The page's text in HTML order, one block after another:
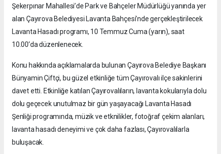
Şekerpınar Mahallesi’de Park ve Bahçeler Müdürlüğü yanında yer
alan Çayırova Belediyesi Lavanta Bahçesi’nde gerçekleştirilecek
Lavanta Hasadı programı, 10 Temmuz Cuma (yarın), saat
10.00’da düzenlenecek.
Konu hakkında açıklamalarda bulunan Çayırova Belediye Başkanı
Bünyamin Çiftçi, bu güzel etkinliğe tüm Çayırovalı ilçe sakinlerini
davet etti. Etkinliğe katılan Çayırovalıların, lavanta kokularıyla dolu
dolu geçecek unutulmaz bir gün yaşayacağı Lavanta Hasadı
Şenliği programında, müzik ve etknilikler, fotoğraf çekim alanları,
lavanta hasadı deneyimi ve çok daha fazlası, Çayırovalılarla
buluşacak.